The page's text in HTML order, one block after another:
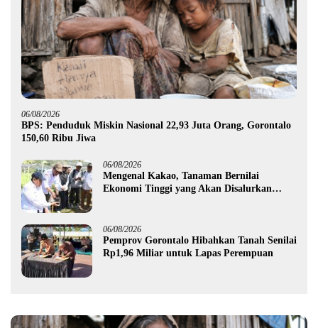
06/08/2026
BPS: Penduduk Miskin Nasional 22,93 Juta Orang, Gorontalo
150,60 Ribu Jiwa
06/08/2026
Mengenal Kakao, Tanaman Bernilai
Ekonomi Tinggi yang Akan Disalurkan
06/08/2026
Pemprov Gorontalo Hibahkan Tanah Senilai
Rp1,96 Miliar untuk Lapas Perempuan